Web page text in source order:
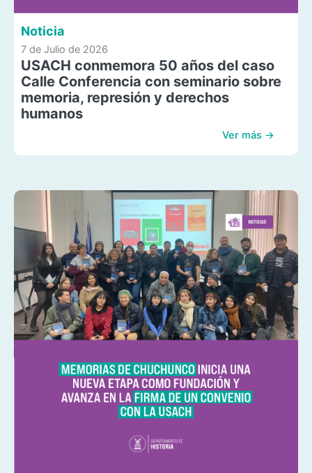
Noticia
7 de Julio de 2026
USACH conmemora 50 años del caso
Calle Conferencia con seminario sobre
memoria, represión y derechos
humanos
Ver más →